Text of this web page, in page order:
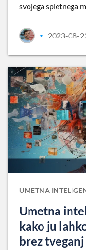
svojega spletnega
• 2023-08-
UMETNA
Umetna
kako ju
brez tveganj